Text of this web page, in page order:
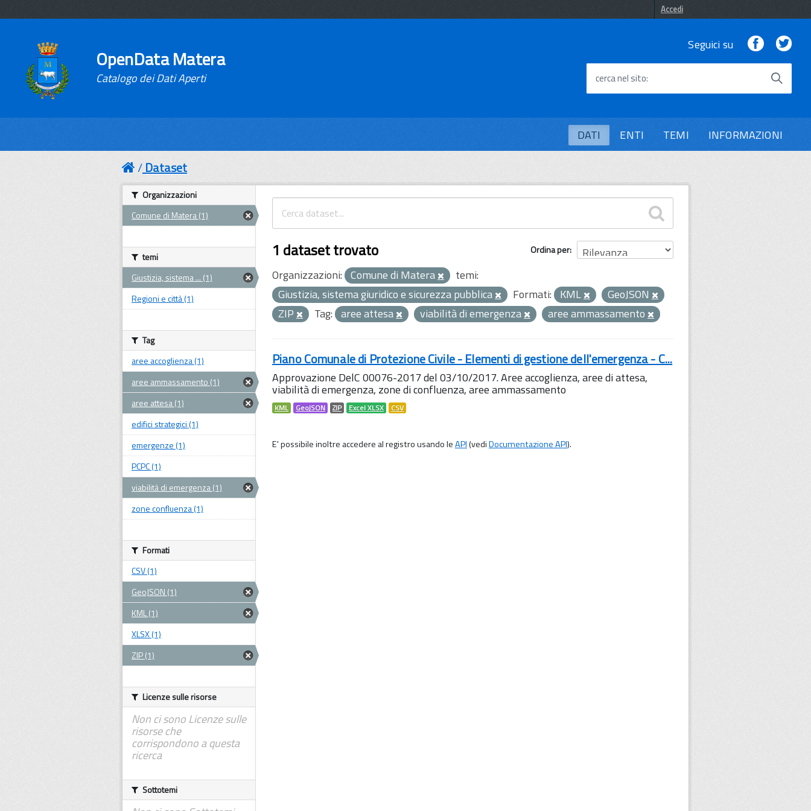
Accedi
OpenData Matera
Catalogo dei Dati Aperti
Seguici su Facebook
cerca nel sito
DATI ENTI TEMI INFORMAZIONI
Dataset
Ordina per
1 dataset trovato
Organizzazioni: Comune di Matera
temi:
Giustizia, sistema giuridico e sicurezza pubblica
Formati: KML
GeoJSON
ZIP
Tag: aree attesa viabilità di emergenza aree ammassamento
Piano Comunale di Protezione Civile - Elementi di gestione dell'emergenza - C...
Approvazione DelC 00076-2017 del 03/10/2017. Aree accoglienza, aree di attesa,
viabilità di emergenza, zone di confluenza, aree ammassamento
KML GeoJSON ZIP Excel XLSX CSV
E' possibile inoltre accedere al registro usando leAPI(vediDocumentazione API).
Organizzazioni
Comune di Matera (1)
temi
Giustizia, sistema ... (1)
Regioni e città (1)
Tag
aree accoglienza (1)
aree ammassamento (1)
aree attesa (1)
edifici strategici (1)
emergenze (1)
PCPC (1)
viabilità di emergenza (1)
zone confluenza (1)
Formati
CSV (1)
GeoJSON (1)
KML (1)
XLSX (1)
ZIP (1)
Licenze sulle risorse
Non ci sono Licenze sulle
risorse che
corrispondono a questa
ricerca
Sottotemi